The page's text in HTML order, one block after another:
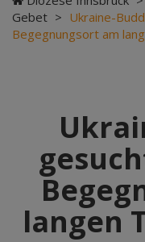
Gebet > Ukraine-
Begegnungsort am
langen